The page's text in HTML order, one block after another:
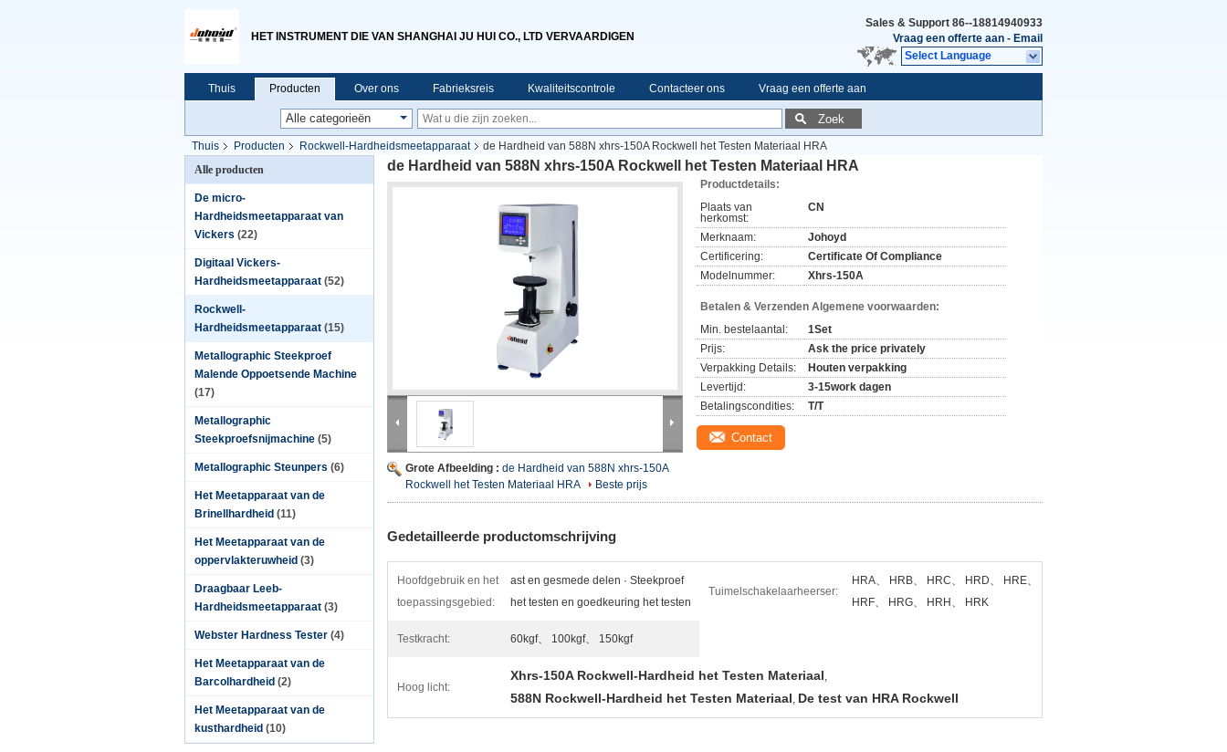
HET INSTRUMENT DIE VAN SHANGHAI JU HUI CO., LTD VERVAARDIGEN
Sales & Support 86--18814940933
Vraag een offerte aan - Email
Select Language
Thuis Producten Over ons Fabrieksreis Kwaliteitscontrole Contacteer ons Vraag een offerte aan
Zoek
Thuis Producten Rockwell-Hardheidsmeetapparaat
de Hardheid van 588N xhrs-150A Rockwell het Testen Materiaal HRA
Alle producten
De micro-
Hardheidsmeetapparaat van
Vickers (22)
Digitaal Vickers-
Hardheidsmeetapparaat (52)
Rockwell-
Hardheidsmeetapparaat (15)
Metallographic Steekproef
Malende Oppoetsende Machine
(17)
Metallographic
Steekproefsnijmachine (5)
Metallographic Steunpers (6)
Het Meetapparaat van de
Brinellhardheid (11)
Het Meetapparaat van de
oppervlakteruwheid (3)
Draagbaar Leeb-
Hardheidsmeetapparaat (3)
Webster Hardness Tester (4)
Het Meetapparaat van de
Barcolhardheid (2)
Het Meetapparaat van de
kusthardheid (10)
de Hardheid van 588N xhrs-150A Rockwell het Testen Materiaal HRA
Grote Afbeelding : de Hardheid van 588N xhrs-150A
Rockwell het Testen Materiaal HRA
Beste prijs
Productdetails:
Plaats van
herkomst:
CN
Merknaam:
Johoyd
Certificering:
Certificate Of Compliance
Modelnummer:
Xhrs-150A
Betalen & Verzenden Algemene voorwaarden:
Min. bestelaantal:
1Set
Prijs:
Ask the price privately
Verpakking Details:
Houten verpakking
Levertijd:
3-15work dagen
Betalingscondities:
T/T
Contact
Gedetailleerde productomschrijving
Hoofdgebruik en het
toepassingsgebied:
ast en gesmede delen · Steekproef
het testen en goedkeuring het testen
Tuimelschakelaarheerser:
HRA、 HRB、 HRC、 HRD、 HRE、
HRF、 HRG、 HRH、 HRK
Testkracht: 60kgf、 100kgf、 150kgf
Hoog licht:
Xhrs-150A Rockwell-Hardheid het Testen Materiaal,
588N Rockwell-Hardheid het Testen Materiaal, De test van HRA Rockwell